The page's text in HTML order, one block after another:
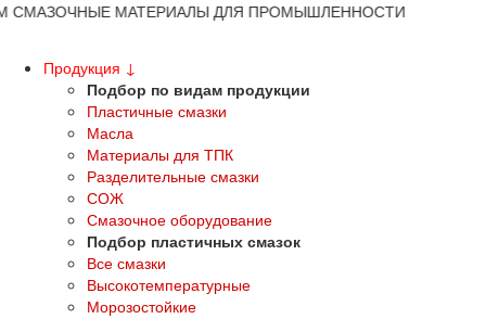
МАТЕРИАЛЫ ДЛЯ ПРОМЫШЛЕННОСТИ
Продукция ↓
Подбор по видам продукции
Пластичные смазки
Масла
Материалы для ТПК
Разделительные смазки
СОЖ
Смазочное оборудование
Подбор пластичных смазок
Все смазки
Высокотемпературные
Морозостойкие